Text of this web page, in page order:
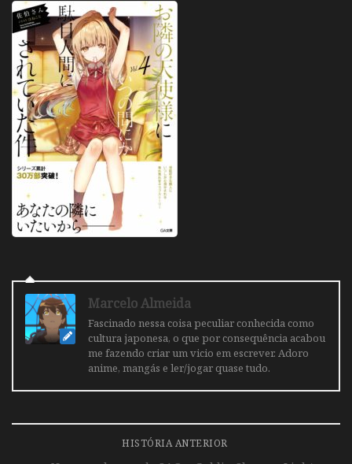
Marcelo Almeida
Fascinado nessa coisa peculiar conhecida como
cultura japonesa, o que por consequência acabou
me fazendo criar um vicio em escrever. Adoro
anime, mangás e ler/jogar quase tudo.
HISTÓRIA ANTERIOR